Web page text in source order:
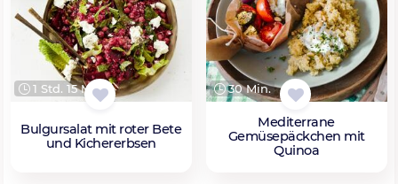
1 Std. 15 Min.
Bulgursalat mit roter Bete
und Kichererbsen
30 Min.
Mediterrane
Gemüsepäckchen mit
Quinoa